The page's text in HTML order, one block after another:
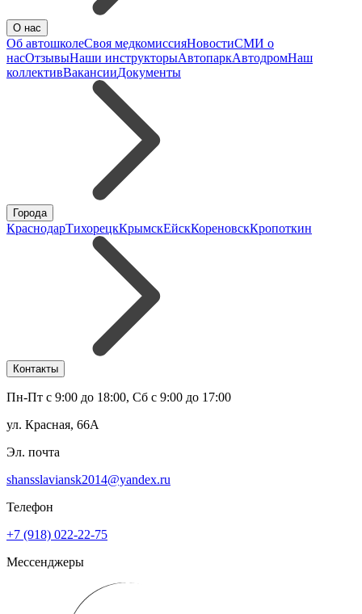
О нас
Об автошколеСвоя медкомиссияНовостиСМИ о
насОтзывыНаши инструкторыАвтопаркАвтодромНаш
коллективВакансииДокументы
Города
КраснодарТихорецкКрымскЕйскКореновскКропоткин
Контакты
Пн-Пт с 9:00 до 18:00, Сб с 9:00 до 17:00
ул. Красная, 66А
Эл. почта
shansslaviansk2014@yandex.ru
Телефон
+7 (918) 022-22-75
Мессенджеры